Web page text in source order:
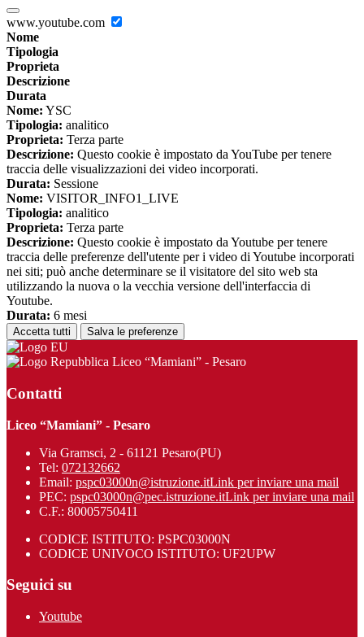
www.youtube.com
Nome
Tipologia
Proprieta
Descrizione
Durata
Nome: YSC
Tipologia: analitico
Proprieta: Terza parte
Descrizione: Questo cookie è impostato da YouTube per tenere
traccia delle visualizzazioni dei video incorporati.
Durata: Sessione
Nome: VISITOR_INFO1_LIVE
Tipologia: analitico
Proprieta: Terza parte
Descrizione: Questo cookie è impostato da Youtube per tenere
traccia delle preferenze dell'utente per i video di Youtube incorporati
nei siti; può anche determinare se il visitatore del sito web sta
utilizzando la nuova o la vecchia versione dell'interfaccia di
Youtube.
Durata: 6 mesi
Accetta tutti Salva le preferenze
Liceo “Mamiani” - Pesaro
Contatti
Liceo “Mamiani” - Pesaro
Via Gramsci, 2 - 61121 Pesaro(PU)
Tel: 072132662
Email: pspc03000n@istruzione.itLink per inviare una mail
PEC: pspc03000n@pec.istruzione.itLink per inviare una mail
C.F.: 80005750411
CODICE ISTITUTO: PSPC03000N
CODICE UNIVOCO ISTITUTO: UF2UPW
Seguici su
Youtube